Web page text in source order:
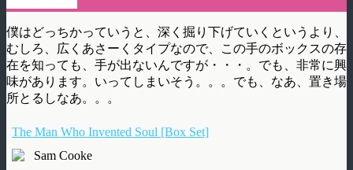
僕はどっちかっていうと、深く掘り下げていくというより、
むしろ、広くあさーくタイプなので、この手のボックスの存
在を知っても、手が出ないんですが・・・。でも、非常に興
味があります。いってしまいそう。。。でも、なあ、置き場
所とるしなあ。。。
The Man Who Invented Soul [Box Set]
Sam Cooke